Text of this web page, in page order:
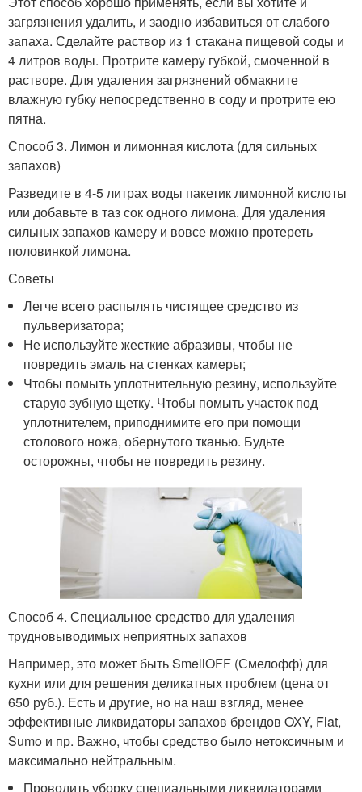
загрязнения удалить, и заодно избавиться от слабого
запаха. Сделайте раствор из 1 стакана пищевой соды и
4 литров воды. Протрите камеру губкой, смоченной в
растворе. Для удаления загрязнений обмакните
влажную губку непосредственно в соду и протрите ею
пятна.
Способ 3. Лимон и лимонная кислота (для сильных
запахов)
Разведите в 4-5 литрах воды пакетик лимонной кислоты
или добавьте в таз сок одного лимона. Для удаления
сильных запахов камеру и вовсе можно протереть
половинкой лимона.
Советы
Легче всего распылять чистящее средство из
пульверизатора;
Не используйте жесткие абразивы, чтобы не
повредить эмаль на стенках камеры;
Чтобы помыть уплотнительную резину, используйте
старую зубную щетку. Чтобы помыть участок под
уплотнителем, приподнимите его при помощи
столового ножа, обернутого тканью. Будьте
осторожны, чтобы не повредить резину.
Способ 4. Специальное средство для удаления
трудновыводимых неприятных запахов
Например, это может быть SmellOFF (Смелофф) для
кухни или для решения деликатных проблем (цена от
650 руб.). Есть и другие, но на наш взгляд, менее
эффективные ликвидаторы запахов брендов OXY, Flat,
Sumo и пр. Важно, чтобы средство было нетоксичным и
максимально нейтральным.
Проводить уборку специальными ликвидаторами